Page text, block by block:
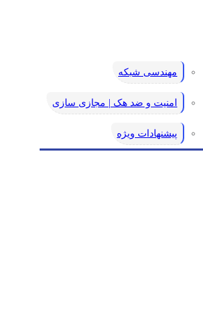
مهندسی شبکه
امنیت و ضد هک | مجازی سازی
پیشنهادات ویژه